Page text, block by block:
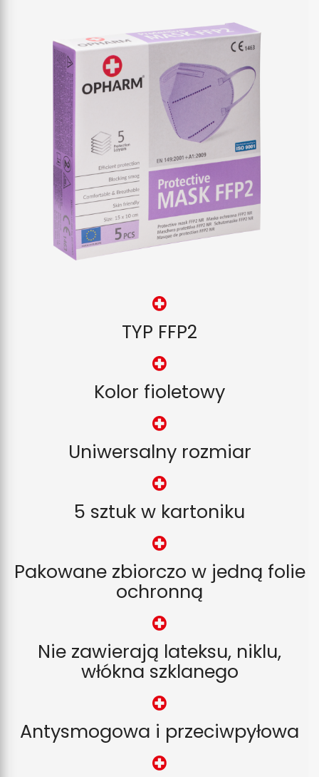
TYP FFP2
Kolor fioletowy
Uniwersalny rozmiar
5 sztuk w kartoniku
Pakowane zbiorczo w jedną folie
ochronną
Nie zawierają lateksu, niklu,
włókna szklanego
Antysmogowa i przeciwpyłowa